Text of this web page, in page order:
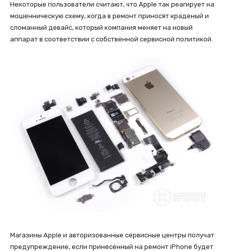
Некоторые пользователи считают, что Apple так реагирует на
мошенническую схему, когда в ремонт приносят краденый и
сломанный девайс, который компания меняет на новый
аппарат в соответствии с собственной сервисной политикой.
Магазины Apple и авторизованные сервисные центры получат
предупреждение, если принесенный на ремонт iPhone будет